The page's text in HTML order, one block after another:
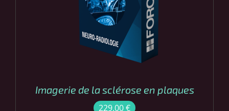
DÉTAILS
Imagerie de la sclérose en plaques
229.00€